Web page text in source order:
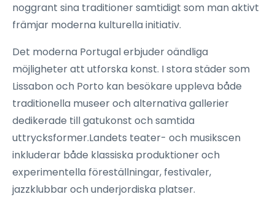
noggrant sina traditioner samtidigt som man aktivt
främjar moderna kulturella initiativ.
Det moderna Portugal erbjuder oändliga
möjligheter att utforska konst. I stora städer som
Lissabon och Porto kan besökare uppleva både
traditionella museer och alternativa gallerier
dedikerade till gatukonst och samtida
uttrycksformer.Landets teater- och musikscen
inkluderar både klassiska produktioner och
experimentella föreställningar, festivaler,
jazzklubbar och underjordiska platser.